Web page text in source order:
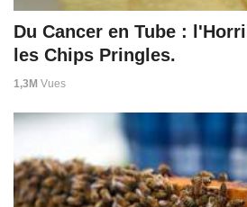
Du Cancer en Tube :
les Chips Pringles.
1,3M Vues